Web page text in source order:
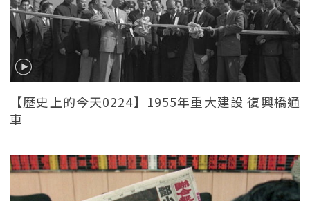
【歷史上的今天0224】1955年重大建設 復興橋通
車